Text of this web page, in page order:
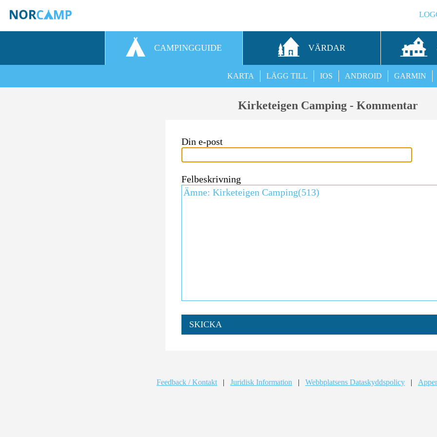
CAMPINGGUIDE VÄRDAR
GARMIN
ANDROID
IOS
LÄGG TILL
KARTA
Kirketeigen Camping - Kommentar
Din e-post
Felbeskrivning
SKICKA
Feedback / Kontakt | Juridisk Information | Webbplatsens Dataskyddspolicy |